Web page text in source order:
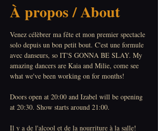
À propos / About
Venez célèbrer ma fête et mon premier spectacle
solo depuis un bon petit bout. C'est une formule
avec danseurs, so IT'S GONNA BE SLAY. My
amazing dancers are Kaia and Milie, come see
what we've been working on for months!
Doors open at 20:00 and Izabel will be opening
at 20:30. Show starts around 21:00.
Il y a de l'alcool et de la nourriture à la salle!